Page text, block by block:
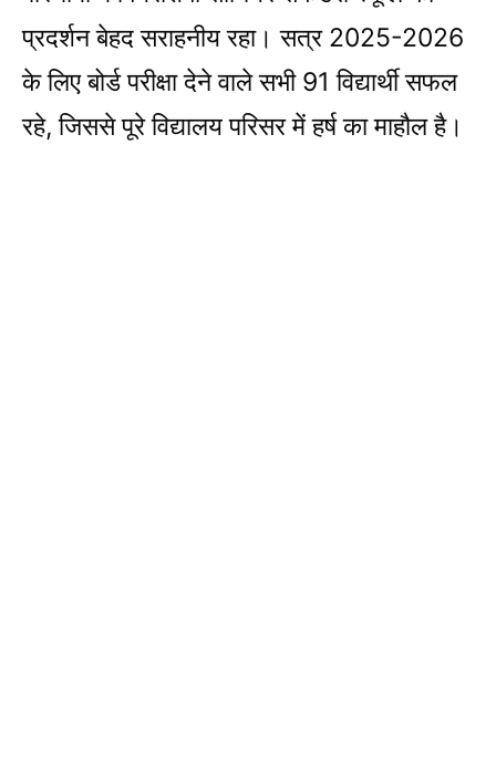
प्रदर्शन बेहद सराहनीय रहा। सत्र 2025-2026
के लिए बोर्ड परीक्षा देने वाले सभी 91 विद्यार्थी सफल
रहे, जिससे पूरे विद्यालय परिसर में हर्ष का माहौल है।